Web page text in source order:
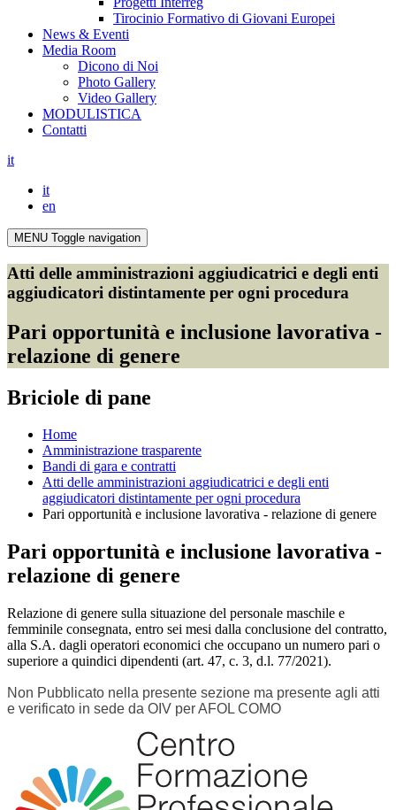
Tirocinio Formativo di Giovani Europei
News & Eventi
Media Room
Dicono di Noi
Photo Gallery
Video Gallery
MODULISTICA
Contatti
it
it
en
MENU Toggle navigation
Atti delle amministrazioni aggiudicatrici e degli enti
aggiudicatori distintamente per ogni procedura
Pari opportunità e inclusione lavorativa -
relazione di genere
Briciole di pane
Home
Amministrazione trasparente
Bandi di gara e contratti
Atti delle amministrazioni aggiudicatrici e degli enti
aggiudicatori distintamente per ogni procedura
Pari opportunità e inclusione lavorativa - relazione di genere
Pari opportunità e inclusione lavorativa -
relazione di genere
Relazione di genere sulla situazione del personale maschile e
femminile consegnata, entro sei mesi dalla conclusione del contratto,
alla S.A. dagli operatori economici che occupano un numero pari o
superiore a quindici dipendenti (art. 47, c. 3, d.l. 77/2021).
Non Pubblicato nella presente sezione ma presente agli atti
e verificato in sede da OIV per AFOL COMO